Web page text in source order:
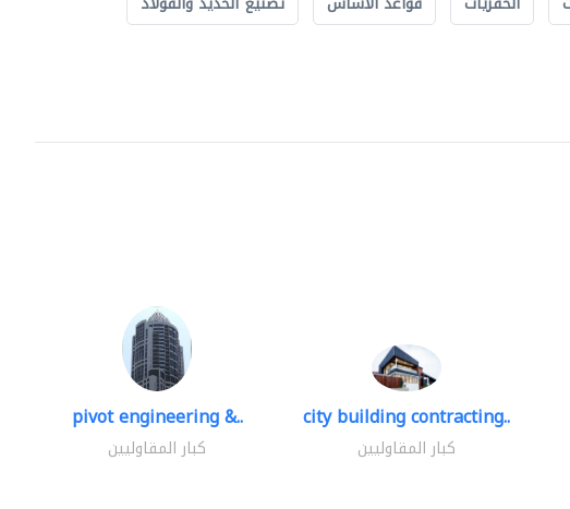
pivot engineering &..
كبار المقاوليين
city building contracting..
كبار المقاوليين